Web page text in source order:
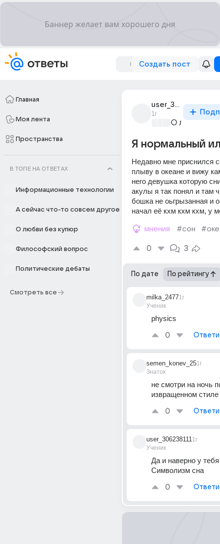
Создать пост
Главная
Моя лента
Пространства
В ТОПЕ НА ОТВЕТАХ
Информационные технологии
А сейчас что-то совсем другое
О любви без купюр
Философский вопрос
Политические дебаты
Смотреть все
user_310444926
1г
О любви без
Я нормальный
Недавно мне приснился
плыву в океане и вижу
него девушка которую
акулы я так понял и там
бошка не оьгрызанная и
начал её кхм кхм кхм, у
мнения #сон
0 3
По дате По рейтингу
milka_2477
Ученик
1г
physics
0
semen_konev_25
Знаток
1г
не смотри на ночь
извращенном стиле
0
user_306238111
Ученик
1г
Да и наверно у
Символизм сна
0